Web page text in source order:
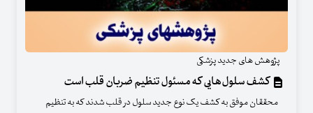
پژوهش های جدید پزشکی
کشف سلول‌هایی که مسئول تنظیم ضربان قلب است
محققان موفق به کشف یک نوع جدید سلول در قلب شدند که به تنظیم